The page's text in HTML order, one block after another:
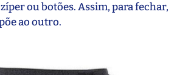
ou botões. Assim, para fechar,
ao outro.